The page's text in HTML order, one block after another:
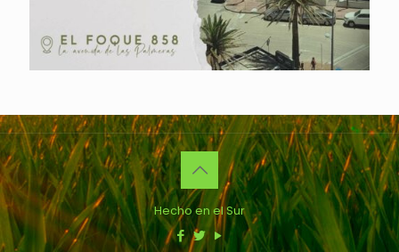
Hecho en el Sur